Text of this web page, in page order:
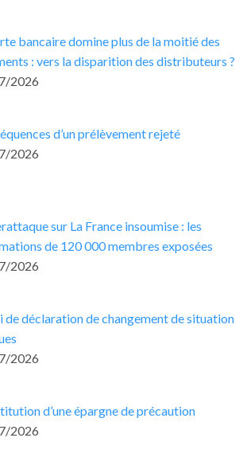
bancaire domine plus de la moitié des
: vers la disparition des distributeurs ?
2026
d’un prélèvement rejeté
2026
sur La France insoumise : les
de 120 000 membres exposées
2026
de déclaration de changement de situation
2026
d’une épargne de précaution
2026